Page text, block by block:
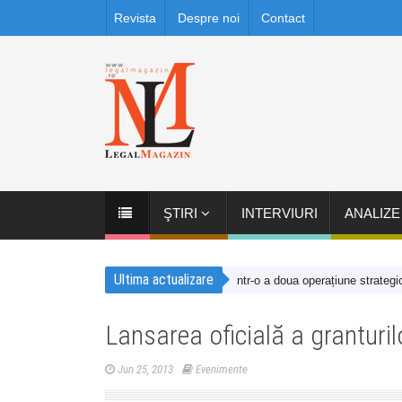
Revista Despre noi Contact
ŞTIRI INTERVIURI ANALIZE
Ultima actualizare
prezența în România printr-o a doua operațiune strategică
Lansarea oficială a
Jun 25, 2013 Evenimente